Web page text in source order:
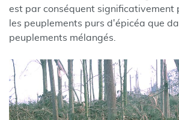
est par conséquent significativement
les peuplements purs d'épicéa que
peuplements mélangés.